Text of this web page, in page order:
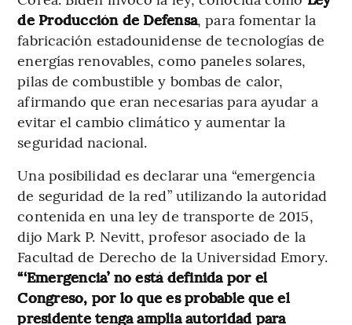
de Producción de Defensa, para fomentar la
fabricación estadounidense de tecnologías de
energías renovables, como paneles solares,
pilas de combustible y bombas de calor,
afirmando que eran necesarias para ayudar a
evitar el cambio climático y aumentar la
seguridad nacional.
Una posibilidad es declarar una “emergencia
de seguridad de la red” utilizando la autoridad
contenida en una ley de transporte de 2015,
dijo Mark P. Nevitt, profesor asociado de la
Facultad de Derecho de la Universidad Emory.
“‘Emergencia’ no está definida por el
Congreso, por lo que es probable que el
presidente tenga amplia autoridad para